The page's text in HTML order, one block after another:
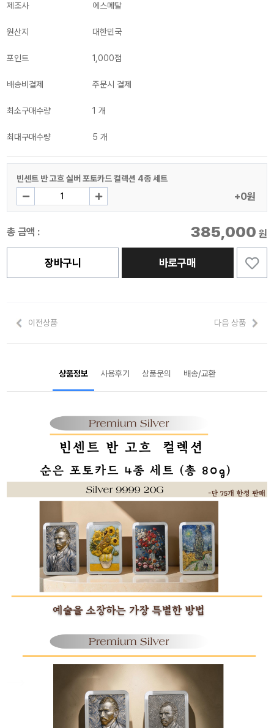
제조사 에스메탈
원산지 대한민국
포인트 1,000점
배송비결제 주문시 결제
최소구매수량 1 개
최대구매수량 5 개
빈센트 반 고흐 실버 포토카드 컬렉션 4종 세트
+0원
총 금액 : 385,000 원
장바구니 바로구매
이전상품 다음 상품
상품정보 사용후기 상품문의 배송/교환